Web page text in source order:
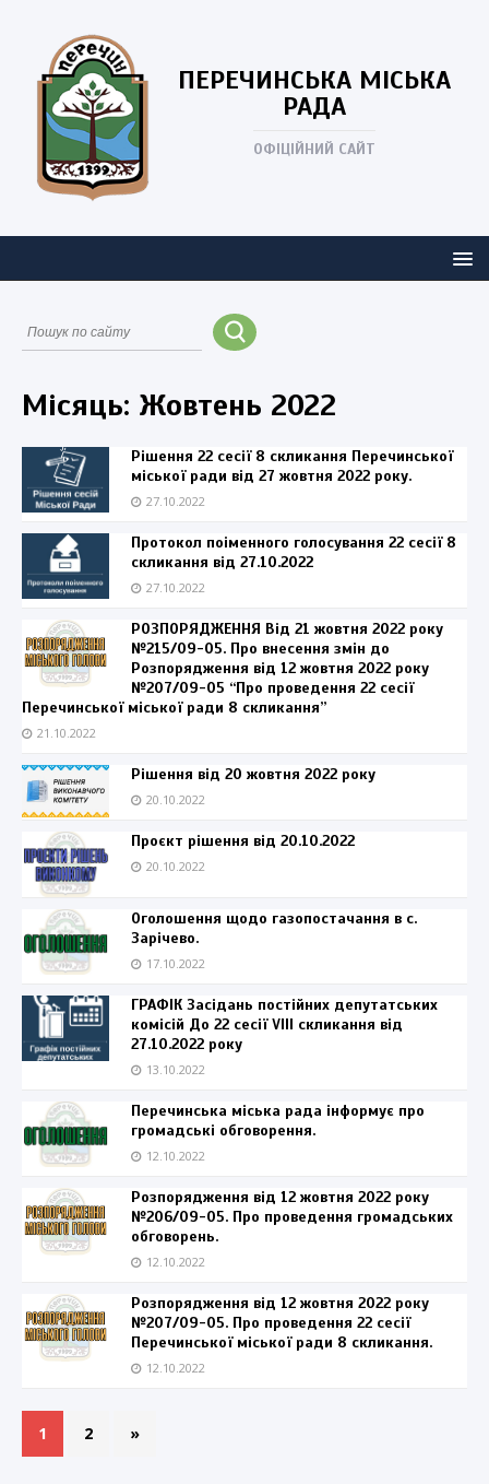
ПЕРЕЧИНСЬКА МІСЬКА
РАДА
ОФІЦІЙНИЙ САЙТ
Місяць: Жовтень 2022
Рішення 22 сесії 8 скликання Перечинської
міської ради від 27 жовтня 2022 року.
27.10.2022
Протокол поіменного голосування 22 сесії 8
скликання від 27.10.2022
27.10.2022
РОЗПОРЯДЖЕННЯ Від 21 жовтня 2022 року
№215/09-05. Про внесення змін до
Розпорядження від 12 жовтня 2022 року
№207/09-05 “Про проведення 22 сесії
Перечинської міської ради 8 скликання”
21.10.2022
Рішення від 20 жовтня 2022 року
20.10.2022
Проєкт рішення від 20.10.2022
20.10.2022
Оголошення щодо газопостачання в с.
Зарічево.
17.10.2022
ГРАФІК Засідань постійних депутатських
комісій До 22 сесії VIII скликання від
27.10.2022 року
13.10.2022
Перечинська міська рада інформує про
громадські обговорення.
12.10.2022
Розпорядження від 12 жовтня 2022 року
№206/09-05. Про проведення громадських
обговорень.
12.10.2022
Розпорядження від 12 жовтня 2022 року
№207/09-05. Про проведення 22 сесії
Перечинської міської ради 8 скликання.
12.10.2022
1 2 »